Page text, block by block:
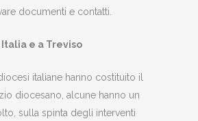
documenti e contatti.
Italia e a Treviso
italiane hanno costituito il
diocesano, alcune hanno un
sulla spinta degli interventi